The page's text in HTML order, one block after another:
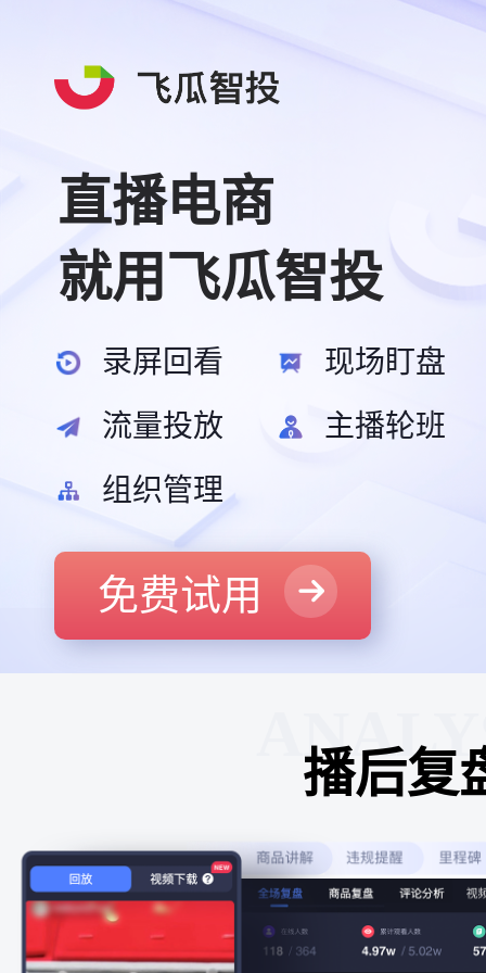
直播电商
就用飞瓜智投
录屏回看
现场盯盘
流量投放
主播轮班
组织管理
免费试用
播后复